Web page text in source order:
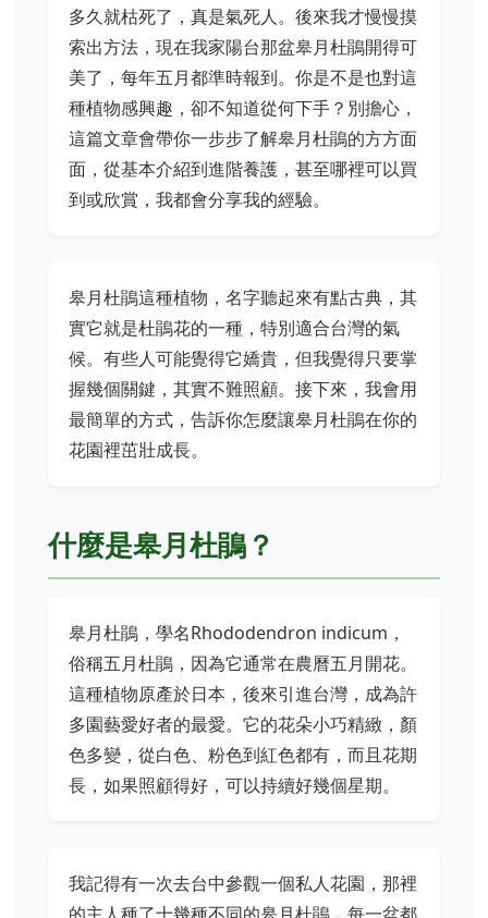
多久就枯死了，真是氣死人。後來我才慢慢摸
索出方法，現在我家陽台那盆皋月杜鵑開得可
美了，每年五月都準時報到。你是不是也對這
種植物感興趣，卻不知道從何下手？別擔心，
這篇文章會帶你一步步了解皋月杜鵑的方方面
面，從基本介紹到進階養護，甚至哪裡可以買
到或欣賞，我都會分享我的經驗。
皋月杜鵑這種植物，名字聽起來有點古典，其
實它就是杜鵑花的一種，特別適合台灣的氣
候。有些人可能覺得它嬌貴，但我覺得只要掌
握幾個關鍵，其實不難照顧。接下來，我會用
最簡單的方式，告訴你怎麼讓皋月杜鵑在你的
花園裡茁壯成長。
什麼是皋月杜鵑？
皋月杜鵑，學名Rhododendron indicum，
俗稱五月杜鵑，因為它通常在農曆五月開花。
這種植物原產於日本，後來引進台灣，成為許
多園藝愛好者的最愛。它的花朵小巧精緻，顏
色多變，從白色、粉色到紅色都有，而且花期
長，如果照顧得好，可以持續好幾個星期。
我記得有一次去台中參觀一個私人花園，那裡